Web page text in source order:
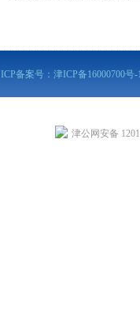
ICP备案号： 津ICP备16000700号-
津公网安备